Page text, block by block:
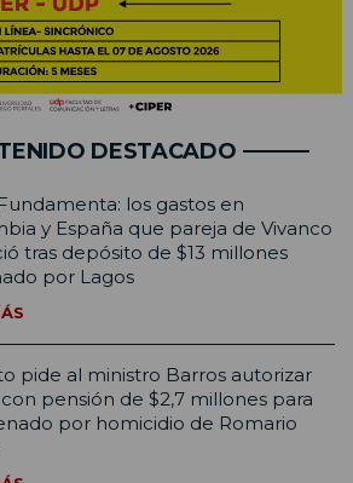
DESTACADO
los gastos en
y España que pareja de Vivanco
tras depósito de $13 millones
por Lagos
pide al ministro Barros autorizar
pensión de $2,7 millones para
por homicidio de Romario